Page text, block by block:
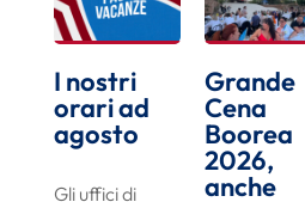
I nostri
orari ad
agosto
Gli uffici di
Grande
Cena
Boorea
2026,
anche